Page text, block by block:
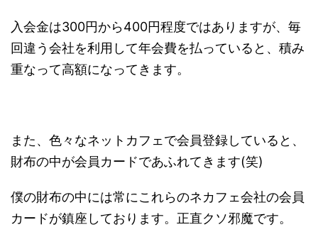
入会金は300円から400円程度ではありますが、毎
回違う会社を利用して年会費を払っていると、積み
重なって高額になってきます。
また、色々なネットカフェで会員登録していると、
財布の中が会員カードであふれてきます(笑)
僕の財布の中には常にこれらのネカフェ会社の会員
カードが鎮座しております。正直クソ邪魔です。